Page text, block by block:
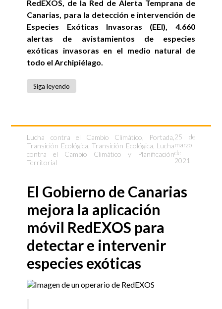
RedEXOS, de la Red de Alerta Temprana de
Canarias, para la detección e intervención de
Especies Exóticas Invasoras (EEI), 4.660
alertas de avistamientos de especies
exóticas invasoras en el medio natural de
todo el Archipiélago.
Siga leyendo
Lucha contra el Cambio Climático Portada
Transición Ecológica Transición Ecológica, Lucha
contra el Cambio Climático y Planificación
Territorial
25 de
marzo
de
2021
El Gobierno de Canarias
mejora la aplicación
móvil RedEXOS para
detectar e intervenir
especies exóticas